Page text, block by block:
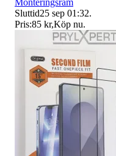
Monteringsram
Sluttid25 sep 01:32.
Pris:85 kr,Köp nu.